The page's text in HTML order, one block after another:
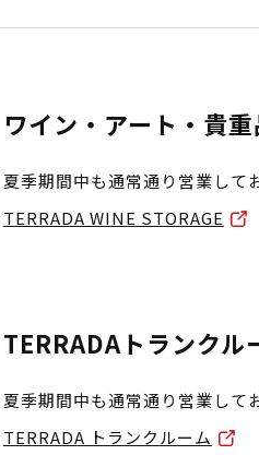
ワイン・アート・貴
夏季期間中も通常通り営業して
TERRADA WINE STORAGE
TERRADAトランクル
夏季期間中も通常通り営業して
TERRADA トランクルーム